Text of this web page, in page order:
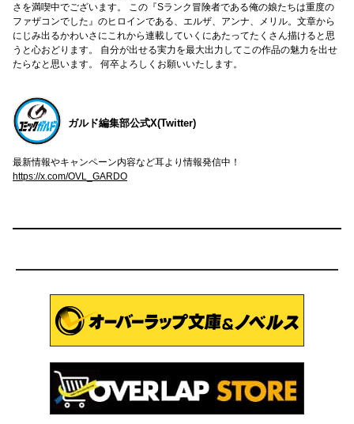
さを満喫中でございます。 この『Sランク冒険者である俺の娘たちは重度の
ファザコンでした』のヒロインである、エルザ、アンナ、メリル。文章から
にじみ出るかわいさにこれから連載していくにあたってたくさん描けると思
うと心おどります。 自分が出せる実力を最大出力してこの作品の魅力を出せ
たらなと思います。 何卒よろしくお願いいたします。
ガルド編集部公式X(Twitter)
最新情報やキャンペーン内容など耳より情報発信中！
https://x.com/OVL_GARDO